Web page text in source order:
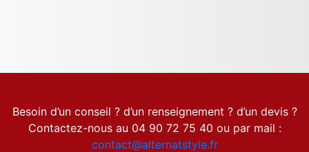
Besoin d’un conseil ? d’un renseignement ? d’un devis ?
Contactez-nous au 04 90 72 75 40 ou par mail :
contact@alternatstyle.fr